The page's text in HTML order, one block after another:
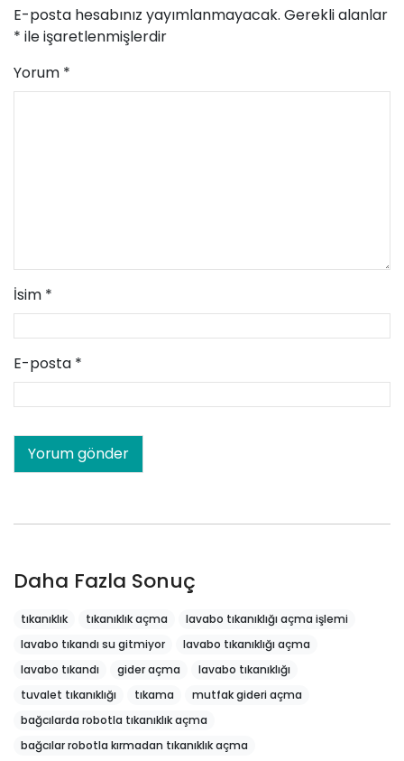
E-posta hesabınız yayımlanmayacak. Gerekli alanlar
* ile işaretlenmişlerdir
Yorum *
İsim *
E-posta *
Daha Fazla Sonuç
tıkanıklık tıkanıklık açma
lavabo tıkanıklığı açma işlemi
lavabo tıkandı su gitmiyor
lavabo tıkanıklığı açma
lavabo tıkandı
gider açma
lavabo tıkanıklığı
tuvalet tıkanıklığı
tıkama
mutfak gideri açma
bağcılarda robotla tıkanıklık açma
bağcılar robotla kırmadan tıkanıklık açma